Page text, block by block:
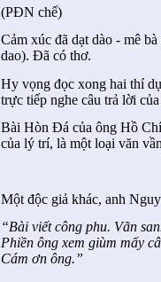
(PĐN chế)
Cảm xúc đã dạt dào - mê
dao). Đã có thơ.
Hy vọng đọc xong hai thí
trực tiếp nghe câu trả lời
Bài Hòn Đá của ông Hồ
của lý trí, là một loại văn
Một độc giả khác, anh
“Bài viết công phu. Vãn
Phiền ông xem giùm mấy
Cám ơn ông.”